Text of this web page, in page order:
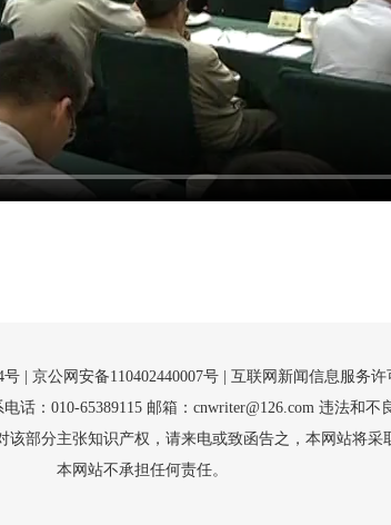
号 | 京公网安备110402440007号 | 互联网新闻信息服务许
话：010-65389115 邮箱：cnwriter@126.com 违法和不
部分主张知识产权，请来电或致函告之，本网站将
本网站不承担任何责任。